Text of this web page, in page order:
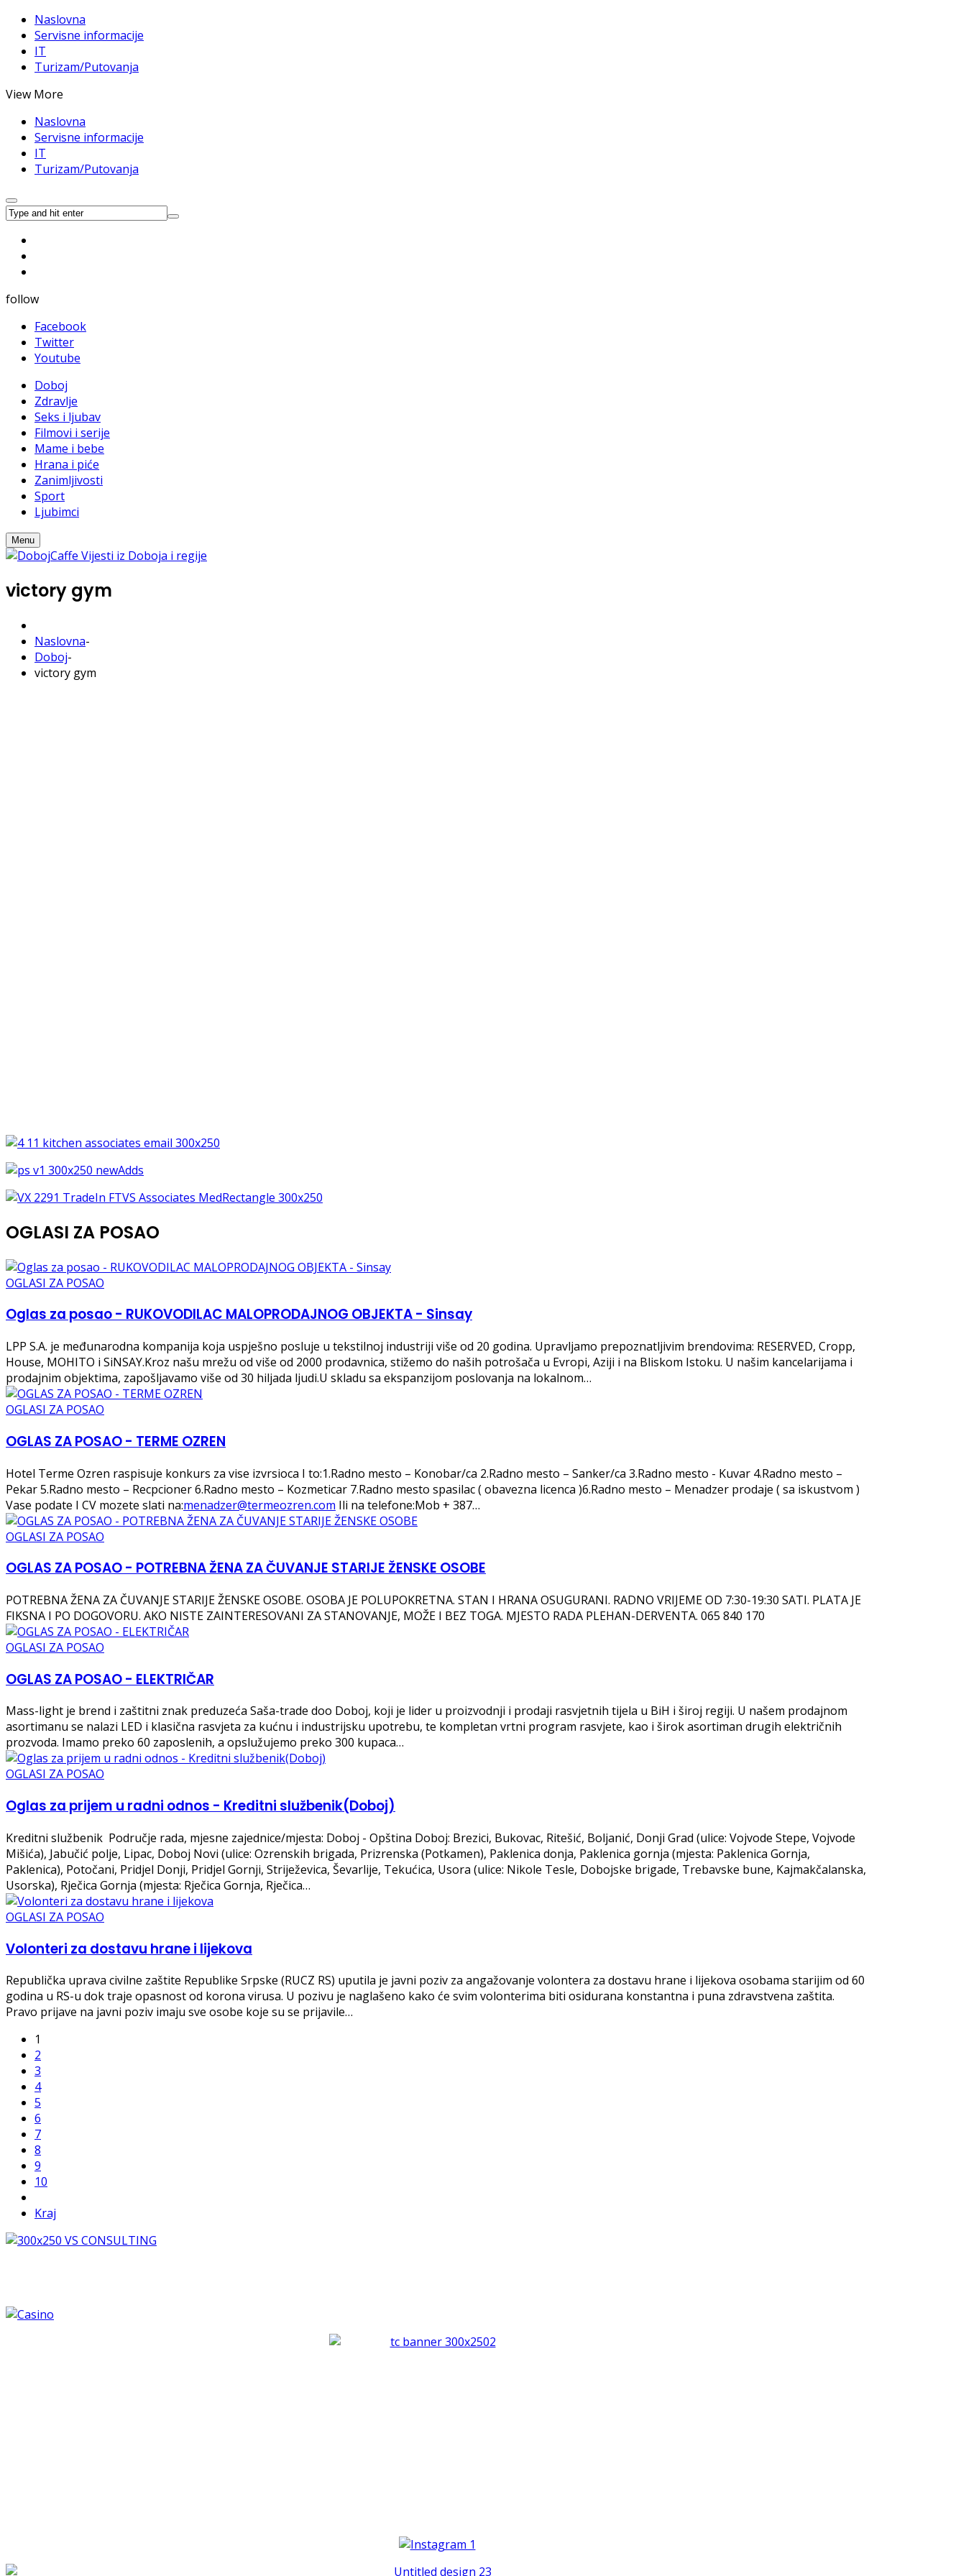
Naslovna
Servisne informacije
IT
Turizam/Putovanja
View More
Naslovna
Servisne informacije
IT
Turizam/Putovanja
follow
Facebook
Twitter
Youtube
Doboj
Zdravlje
Seks i ljubav
Filmovi i serije
Mame i bebe
Hrana i piće
Zanimljivosti
Sport
Ljubimci
Menu
victory gym
Naslovna-
Doboj-
victory gym
OGLASI ZA POSAO
OGLASI ZA POSAO
Oglas za posao - RUKOVODILAC MALOPRODAJNOG OBJEKTA - Sinsay
LPP S.A. je međunarodna kompanija koja uspješno posluje u tekstilnoj industriji više od 20 godina. Upravljamo prepoznatljivim brendovima: RESERVED, Cropp,
House, MOHITO i SiNSAY.Kroz našu mrežu od više od 2000 prodavnica, stižemo do naših potrošača u Evropi, Aziji i na Bliskom Istoku. U našim kancelarijama i
prodajnim objektima, zapošljavamo više od 30 hiljada ljudi.U skladu sa ekspanzijom poslovanja na lokalnom…
OGLASI ZA POSAO
OGLAS ZA POSAO - TERME OZREN
Hotel Terme Ozren raspisuje konkurs za vise izvrsioca I to:1.Radno mesto – Konobar/ca 2.Radno mesto – Sanker/ca 3.Radno mesto - Kuvar 4.Radno mesto –
Pekar 5.Radno mesto – Recpcioner 6.Radno mesto – Kozmeticar 7.Radno mesto spasilac ( obavezna licenca )6.Radno mesto – Menadzer prodaje ( sa iskustvom )
Vase podate I CV mozete slati na:menadzer@termeozren.com Ili na telefone:Mob + 387…
OGLASI ZA POSAO
OGLAS ZA POSAO - POTREBNA ŽENA ZA ČUVANJE STARIJE ŽENSKE OSOBE
POTREBNA ŽENA ZA ČUVANJE STARIJE ŽENSKE OSOBE. OSOBA JE POLUPOKRETNA. STAN I HRANA OSUGURANI. RADNO VRIJEME OD 7:30-19:30 SATI. PLATA JE
FIKSNA I PO DOGOVORU. AKO NISTE ZAINTERESOVANI ZA STANOVANJE, MOŽE I BEZ TOGA. MJESTO RADA PLEHAN-DERVENTA. 065 840 170
OGLASI ZA POSAO
OGLAS ZA POSAO - ELEKTRIČAR
Mass-light je brend i zaštitni znak preduzeća Saša-trade doo Doboj, koji je lider u proizvodnji i prodaji rasvjetnih tijela u BiH i široj regiji. U našem prodajnom
asortimanu se nalazi LED i klasična rasvjeta za kućnu i industrijsku upotrebu, te kompletan vrtni program rasvjete, kao i širok asortiman drugih električnih
prozvoda. Imamo preko 60 zaposlenih, a opslužujemo preko 300 kupaca…
OGLASI ZA POSAO
Oglas za prijem u radni odnos - Kreditni službenik(Doboj)
Kreditni službenik Područje rada, mjesne zajednice/mjesta: Doboj - Opština Doboj: Brezici, Bukovac, Ritešić, Boljanić, Donji Grad (ulice: Vojvode Stepe, Vojvode
Mišića), Jabučić polje, Lipac, Doboj Novi (ulice: Ozrenskih brigada, Prizrenska (Potkamen), Paklenica donja, Paklenica gornja (mjesta: Paklenica Gornja,
Paklenica), Potočani, Pridjel Donji, Pridjel Gornji, Striježevica, Ševarlije, Tekućica, Usora (ulice: Nikole Tesle, Dobojske brigade, Trebavske bune, Kajmakčalanska,
Usorska), Rječica Gornja (mjesta: Rječica Gornja, Rječica…
OGLASI ZA POSAO
Volonteri za dostavu hrane i lijekova
Republička uprava civilne zaštite Republike Srpske (RUCZ RS) uputila je javni poziv za angažovanje volontera za dostavu hrane i lijekova osobama starijim od 60
godina u RS-u dok traje opasnost od korona virusa. U pozivu je naglašeno kako će svim volonterima biti osidurana konstantna i puna zdravstvena zaštita.
Pravo prijave na javni poziv imaju sve osobe koje su se prijavile…
1
2
3
4
5
6
7
8
9
10
Kraj